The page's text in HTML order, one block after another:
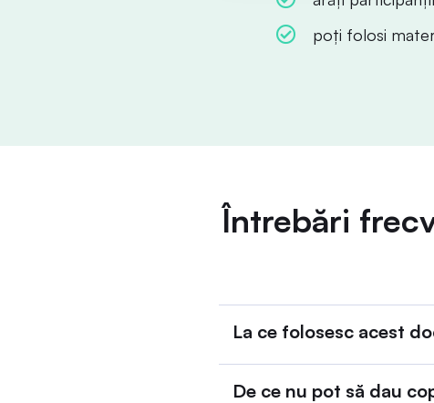
poți folosi
Întrebări
La ce folosesc acest
De ce nu pot să dau